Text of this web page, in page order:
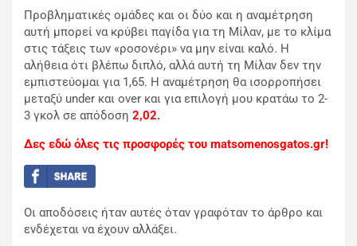
Προβληματικές ομάδες και οι δύο και η αναμέτρηση
αυτή μπορεί να κρύβει παγίδα για τη Μίλαν, με το κλίμα
στις τάξεις των «ροσονέρι» να μην είναι καλό. Η
αλήθεια ότι βλέπω διπλό, αλλά αυτή τη Μίλαν δεν την
εμπιστεύομαι για 1,65. Η αναμέτρηση θα ισορροπήσει
μεταξύ under και over και για επιλογή μου κρατάω το 2-
3 γκολ σε απόδοση 2,02.
Δες εδώ όλες τις προσφορές του matsomenosgatos.gr!
Οι αποδόσεις ήταν αυτές όταν γραφόταν το άρθρο και
ενδέχεται να έχουν αλλάξει.